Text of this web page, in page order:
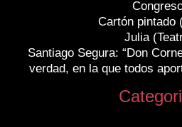
Cartón pintado
Julia
Santiago Segura: “Don
verdad, en la que todos